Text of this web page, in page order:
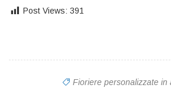
Post Views: 391
Fioriere personalizzate in